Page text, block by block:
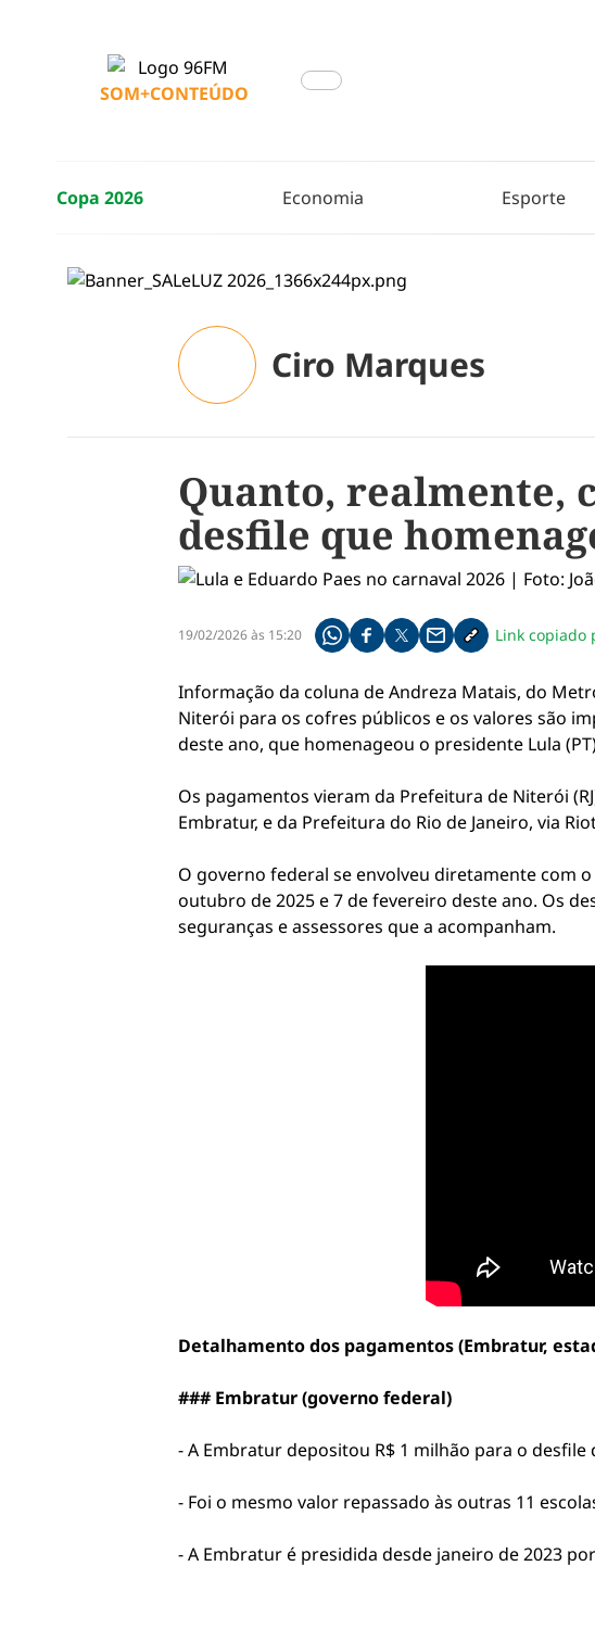
SOM+CONTEÚDO
Copa 2026 Economia Esporte
Ciro Marques
Quanto, realmente,
desfile que
19/02/2026 às 15:20 Compartilhe pelo whatsapp
Compartilhar no facebook
Compartilhar no twitter
Compartilhe pelo email
Copiar link da
Link copiado
Informação da coluna de Andreza Matais, do
Niterói para os cofres públicos e os valores são
deste ano, que homenageou o presidente Lula
Os pagamentos vieram da Prefeitura de Niterói
Embratur, e da Prefeitura do Rio de Janeiro, via
O governo federal se envolveu diretamente com o
outubro de 2025 e 7 de fevereiro deste ano. Os
seguranças e assessores que a acompanham.
Detalhamento dos pagamentos (Embratur,
### Embratur (governo federal)
- A Embratur depositou R$ 1 milhão para o desfile
- Foi o mesmo valor repassado às outras 11
- A Embratur é presidida desde janeiro de 2023